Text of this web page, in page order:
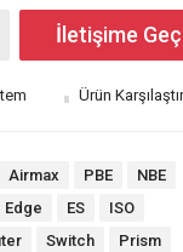
İletişime Geç
Ürün
Airmax PBE
NBE
Edge ES
ISO
Switch Prism